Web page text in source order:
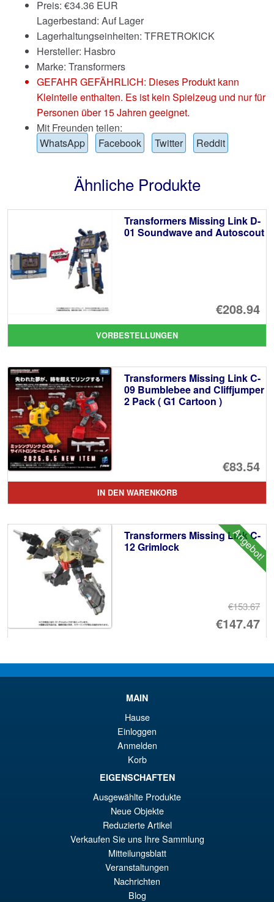
Preis: €34.36 EUR
Lagerbestand: Auf Lager
Lagerhaltungseinheiten: TFRETROKICK
Hersteller: Hasbro
Marke: Transformers
GEFAHR GEFÄHRLICH: Dieses Produkt kann
Kleinteile enthalten. Es ist kein Spielzeug und nur für
Personen über 15 Jahren geeignet.
Mit Freunden teilen:
WhatsApp
Facebook Twitter Reddit
Ähnliche Produkte
Transformers Missing Link D-
01 Soundwave and Autoscout
€208.94
VORBESTELLUNGEN
Transformers Missing Link C-
09 Bumblebee and Cliffjumper
2 Pack ( G1 Cartoon )
€83.54
IN DEN WARENKORB
Angebot!
Transformers Missing Link C-
12 Grimlock
€153.67
€147.47
Transformers Missing Link D-
02 Soundwave and Laserbeak
Anime Colours
VORBESTELLUNGEN
Transformers Beast Wars
Reissue Cybershark
MAIN
Hause
Einloggen
Anmelden
Korb
EIGENSCHAFTEN
Ausgewählte Produkte
Neue Objekte
Reduzierte Artikel
Verkaufen Sie uns Ihre Sammlung
Mitteilungsblatt
Veranstaltungen
Nachrichten
Blog